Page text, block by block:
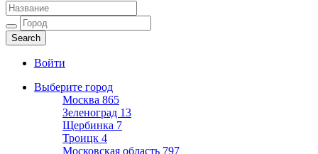
Ветеринарные клиники
Адреса и телефоны
Войти
Выберите город
Москва 865
Зеленоград 13
Щербинка 7
Троицк 4
Московская область 797